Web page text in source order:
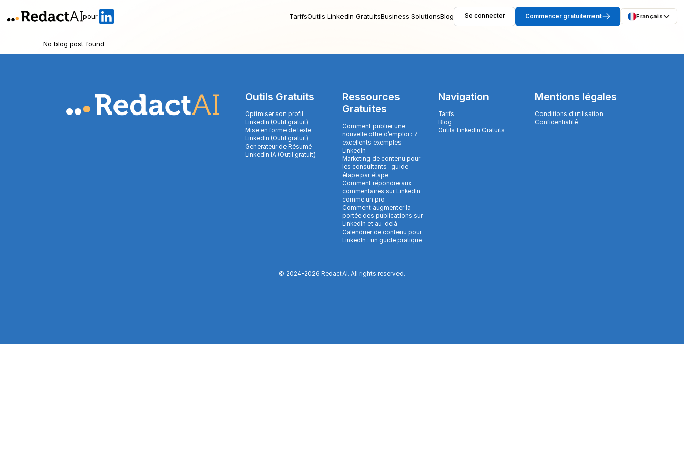
pour TarifsOutils LinkedIn GratuitsBusiness SolutionsBlog Se connecter Commencer gratuitement Français
No blog post found
Outils Gratuits
Optimiser son profil
LinkedIn (Outil gratuit)
Mise en forme de texte
LinkedIn (Outil gratuit)
Generateur de Résumé
LinkedIn IA (Outil gratuit)
Ressources
Gratuites
Comment publier une
nouvelle offre d’emploi : 7
excellents exemples
LinkedIn
Marketing de contenu pour
les consultants : guide
étape par étape
Comment répondre aux
commentaires sur LinkedIn
comme un pro
Comment augmenter la
portée des publications sur
LinkedIn et au-delà
Calendrier de contenu pour
LinkedIn : un guide pratique
Navigation
Tarifs
Blog
Outils LinkedIn Gratuits
Mentions légales
Conditions d'utilisation
Confidentialité
© 2024-2026 RedactAI. All rights reserved.